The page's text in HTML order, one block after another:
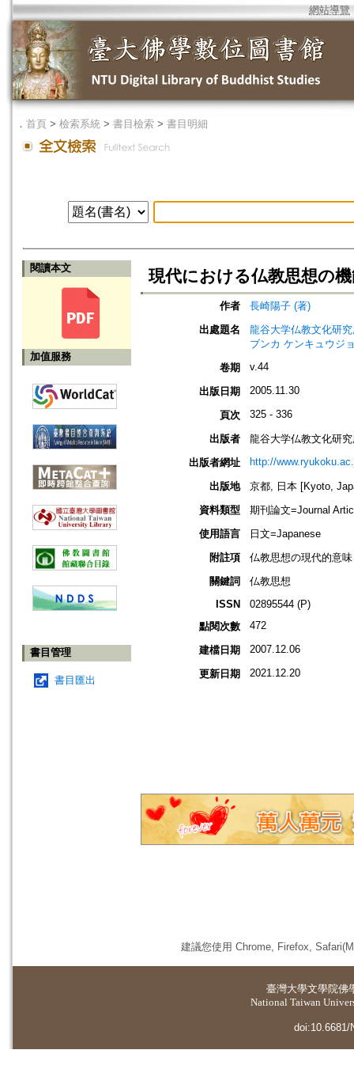
網站導覽
． 首頁 > 檢索系統 > 書目檢索 > 書目明細
閱讀本文
加值服務
書目管理
書目匯出
現代における仏教思想の
作者
長崎陽子 (著)
出處題名
龍谷大学仏教文化研
ブンカ ケンキュウジ
卷期
v.44
出版日期 2005.11.30
頁次 325 - 336
出版者
龍谷大学仏教文化研
出版者網址
http://
出版地
京都, 日本 [Kyoto,
資料類型
期刊論文=Journal
使用語言
日文=Japanese
附註項
仏教思想の現代的意味
關鍵詞
仏教思想
ISSN
02895544 (P)
點閱次數
472
建檔日期 2007.12.06
更新日期 2021.12.20
建議您使用 Chrome, Firefox,
臺灣大學文學院佛
National Taiwan
doi:10.6681/